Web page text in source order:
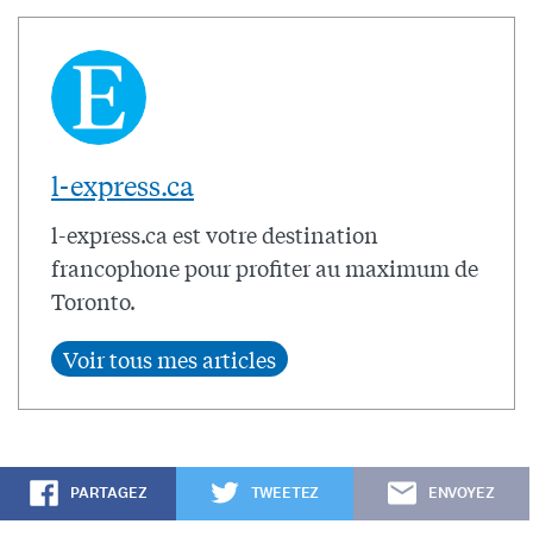
l-express.ca
l-express.ca est votre destination
francophone pour profiter au maximum de
Toronto.
PARTAGEZ TWEETEZ ENVOYEZ